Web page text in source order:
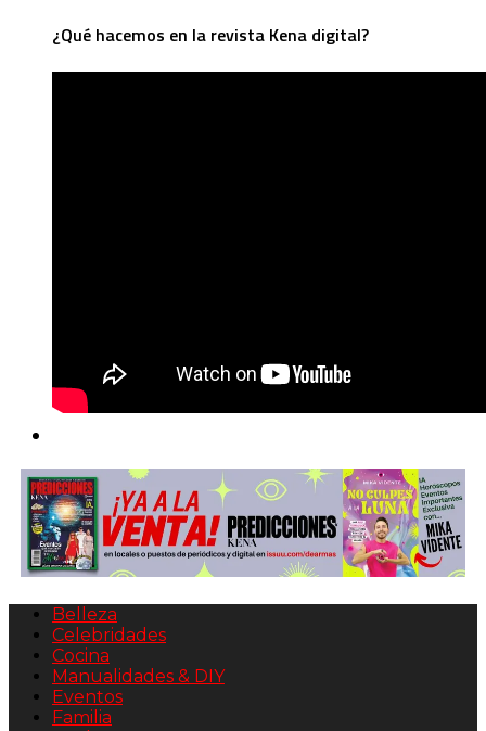
¿Qué hacemos en la revista Kena digital?
Belleza
Celebridades
Cocina
Manualidades & DIY
Eventos
Familia